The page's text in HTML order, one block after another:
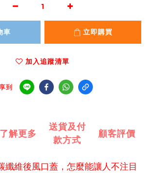
車 立即購買
加入追蹤清單
到
了解更多
送貨及付
款方式
顧客評價
纖維後風口蓋，怎麼能讓人不注目